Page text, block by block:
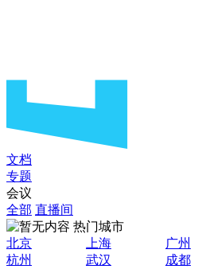
文档
专题
会议
全部 直播间
热门城市
北京
上海 广州
杭州
武汉 成都